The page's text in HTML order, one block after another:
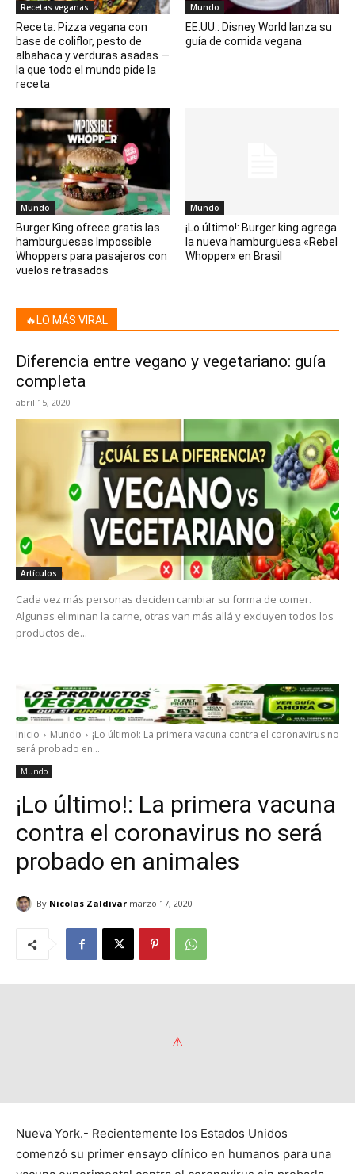
Recetas veganas
Receta: Pizza vegana con
base de coliflor, pesto de
albahaca y verduras asadas —
la que todo el mundo pide la
receta
Mundo
EE.UU.: Disney World lanza su
guía de comida vegana
Mundo
Burger King ofrece gratis las
hamburguesas Impossible
Whoppers para pasajeros con
vuelos retrasados
Mundo
¡Lo último!: Burger king agrega
la nueva hamburguesa «Rebel
Whopper» en Brasil
🔥LO MÁS VIRAL
Diferencia entre vegano y vegetariano: guía
completa
abril 15, 2020
Artículos
Cada vez más personas deciden cambiar su forma de comer.
Algunas eliminan la carne, otras van más allá y excluyen todos los
productos de...